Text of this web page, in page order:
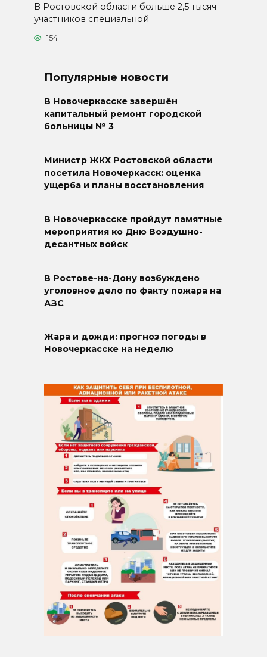
В Ростовской области больше 2,5 тысяч
участников специальной
154
Популярные новости
В Новочеркасске завершён
капитальный ремонт городской
больницы № 3
Министр ЖКХ Ростовской области
посетила Новочеркасск: оценка
ущерба и планы восстановления
В Новочеркасске пройдут памятные
мероприятия ко Дню Воздушно-
десантных войск
В Ростове-на-Дону возбуждено
уголовное дело по факту пожара на
АЗС
Жара и дожди: прогноз погоды в
Новочеркасске на неделю